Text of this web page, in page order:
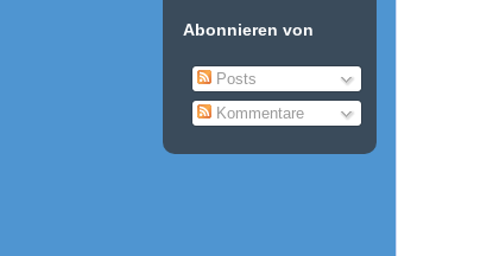
Abonnieren von
Posts
Kommentare